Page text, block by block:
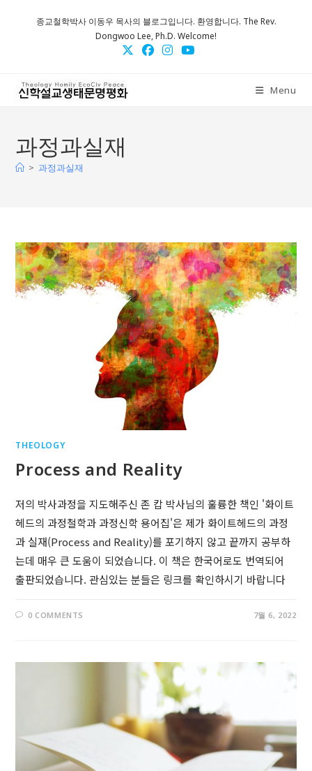
종교철학박사 이동우 목사의 블로그입니다. 환영합니다. The Rev.
Dongwoo Lee, Ph.D. Welcome!
Menu
과정과실재
> 과정과실재
THEOLOGY
Process and Reality
저의 박사과정을 지도해주신 존 캅 박사님의 훌륭한 책인 '화이트
헤드의 과정철학과 과정신학 용어집'은 제가 화이트헤드의 과정
과 실재(Process and Reality)를 포기하지 않고 끝까지 공부하
는데 매우 큰 도움이 되었습니다. 이 책은 한국어로도 번역되어
출판되었습니다. 관심있는 분들은 링크를 확인하시기 바랍니다
0 COMMENTS 7월 6, 2022